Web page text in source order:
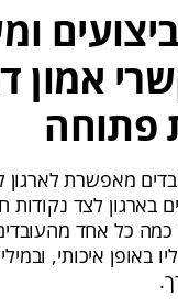
אמון
פתוחה
מאפשרת
בארגון לצד
כמה כל אחד
באופן איכותי,